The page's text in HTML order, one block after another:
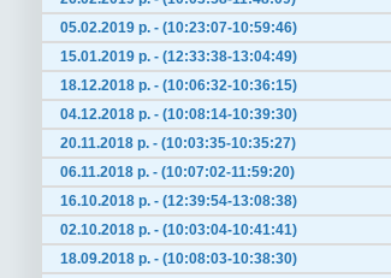
05.02.2019 р. - (10:23:07-10:59:46)
15.01.2019 р. - (12:33:38-13:04:49)
18.12.2018 р. - (10:06:32-10:36:15)
04.12.2018 р. - (10:08:14-10:39:30)
20.11.2018 р. - (10:03:35-10:35:27)
06.11.2018 р. - (10:07:02-11:59:20)
16.10.2018 р. - (12:39:54-13:08:38)
02.10.2018 р. - (10:03:04-10:41:41)
18.09.2018 р. - (10:08:03-10:38:30)